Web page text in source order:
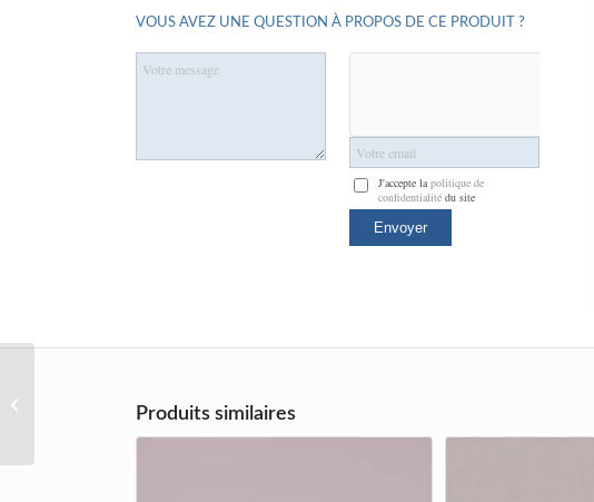
VOUS AVEZ UNE QUESTION À PROPOS DE CE PRODUIT ?
J'accepte lapolitique de
confidentialité du site
Produits similaires